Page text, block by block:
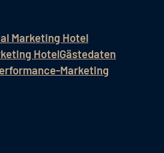
Marketing Hotel
HotelGästedaten
Marketing